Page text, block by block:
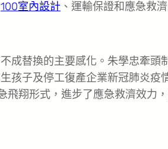
100室內設計 、運輸保證和應急救
替換的主要感化。朱學忠牽頭
孩子及停工復產企業新冠肺炎疫
飛翔形式，進步了應急救濟效力